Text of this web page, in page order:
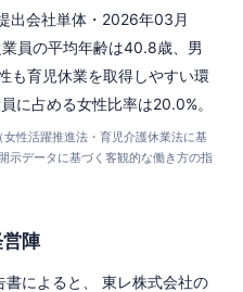
出会社単体・2026年03月
員の平均年齢は40.8歳、男
も育児休業を取得しやすい環
に占める女性比率は20.0%。
性活躍推進法・育児介護休業法に基
示データに基づく客観的な働き方の指
陣
によると、 東レ株式会社の